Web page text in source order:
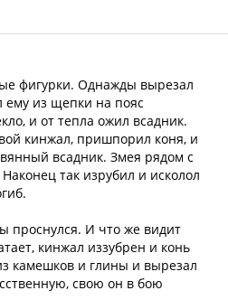
фигурки. Однажды вырезал
ему из щепки на пояс
и от тепла ожил всадник.
кинжал, пришпорил коня, и
всадник. Змея рядом с
так изрубил и исколол
проснулся. И что же видит
кинжал иззубрен и конь
камешков и глины и вырезал
свою он в бою